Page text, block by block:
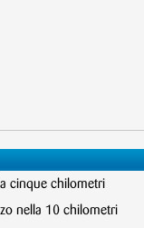
cinque chilometri
nella 10 chilometri